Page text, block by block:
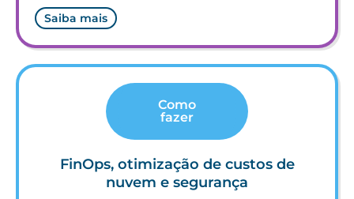
Saiba mais
Como
fazer
FinOps, otimização de custos de
nuvem e segurança